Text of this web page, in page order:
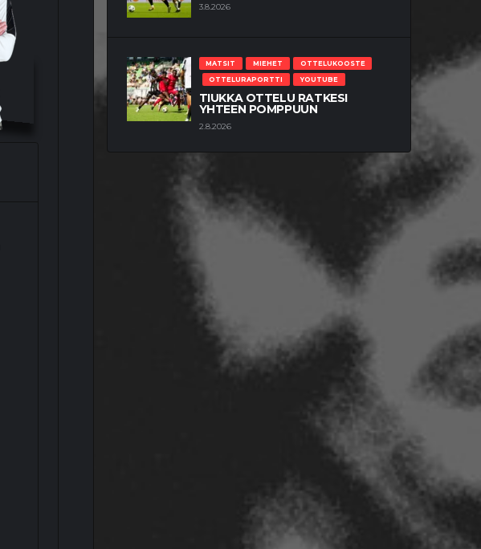
3.8.2026
MATSIT MIEHET
OTTELUKOOSTE
OTTELURAPORTTI
YOUTUBE
TIUKKA OTTELU RATKESI
YHTEEN POMPPUUN
2.8.2026